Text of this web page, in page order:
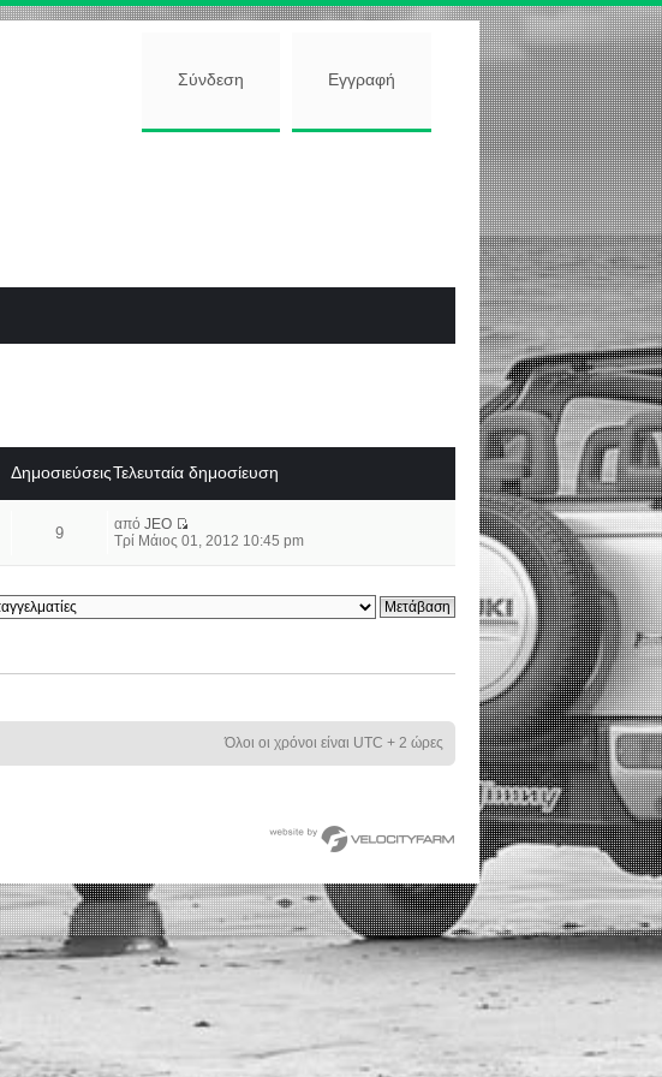
Σύνδεση Εγγραφή
ΔημοσιεύσειςΤελευταία δημοσίευση
9 απόJEO
Τρί Μάιος 01, 2012 10:45 pm
Όλοι οι χρόνοι είναι UTC + 2 ώρες